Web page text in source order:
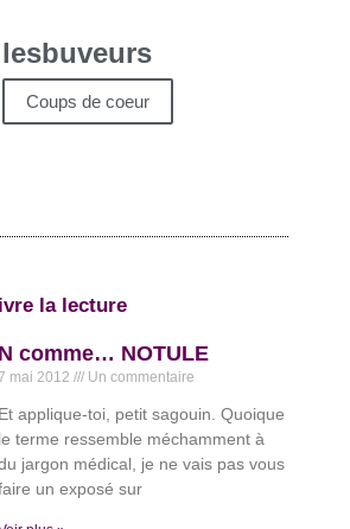
lesbuveurs
Coups de coeur
la lecture
N comme… NOTULE
mai 2012 Un commentaire
Et applique-toi, petit sagouin. Quoique
le terme ressemble méchamment à
jargon médical, je ne vais pas vous
un exposé sur